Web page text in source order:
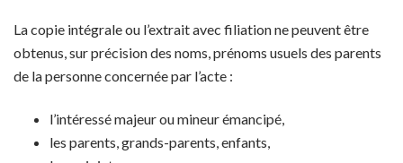
La copie intégrale ou l’extrait avec filiation ne peuvent être
obtenus, sur précision des noms, prénoms usuels des parents
de la personne concernée par l’acte :
l’intéressé majeur ou mineur émancipé,
les parents, grands-parents, enfants,